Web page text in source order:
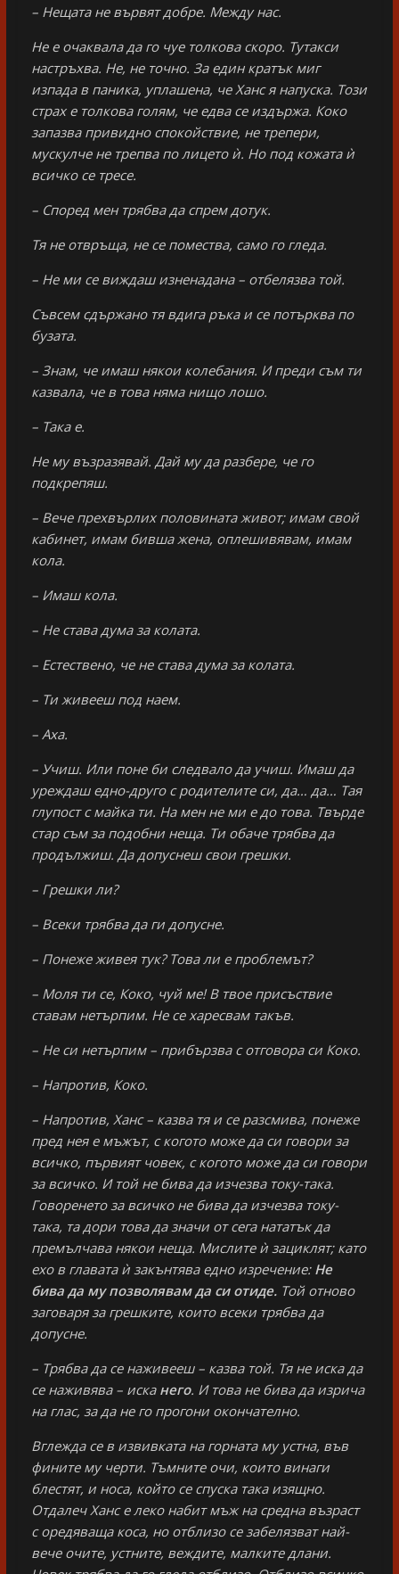
– Нещата не вървят добре. Между нас.
Не е очаквала да го чуе толкова скоро. Тутакси
настръхва. Не, не точно. За един кратък миг
изпада в паника, уплашена, че Ханс я напуска. Този
страх е толкова голям, че едва се издържа. Коко
запазва привидно спокойствие, не трепери,
мускулче не трепва по лицето ѝ. Но под кожата ѝ
всичко се тресе.
– Според мен трябва да спрем дотук.
Тя не отвръща, не се помества, само го гледа.
– Не ми се виждаш изненадана – отбелязва той.
Съвсем сдържано тя вдига ръка и се потърква по
бузата.
– Знам, че имаш някои колебания. И преди съм ти
казвала, че в това няма нищо лошо.
– Така е.
Не му възразявай. Дай му да разбере, че го
подкрепяш.
– Вече прехвърлих половината живот; имам свой
кабинет, имам бивша жена, оплешивявам, имам
кола.
– Имаш кола.
– Не става дума за колата.
– Естествено, че не става дума за колата.
– Ти живееш под наем.
– Аха.
– Учиш. Или поне би следвало да учиш. Имаш да
уреждаш едно-друго с родителите си, да… да… Тая
глупост с майка ти. На мен не ми е до това. Твърде
стар съм за подобни неща. Ти обаче трябва да
продължиш. Да допуснеш свои грешки.
– Грешки ли?
– Всеки трябва да ги допусне.
– Понеже живея тук? Това ли е проблемът?
– Моля ти се, Коко, чуй ме! В твое присъствие
ставам нетърпим. Не се харесвам такъв.
– Не си нетърпим – прибързва с отговора си Коко.
– Напротив, Коко.
– Напротив, Ханс – казва тя и се разсмива, понеже
пред нея е мъжът, с когото може да си говори за
всичко, първият човек, с когото може да си говори
за всичко. И той не бива да изчезва току-така.
Говоренето за всичко не бива да изчезва току-
така, та дори това да значи от сега нататък да
премълчава някои неща. Мислите ѝ зациклят; като
ехо в главата ѝ закънтява едно изречение: Не
бива да му позволявам да си отиде.Той отново
заговаря за грешките, които всеки трябва да
допусне.
– Трябва да се наживееш – казва той. Тя не иска да
се наживява – иска него. И това не бива да изрича
на глас, за да не го прогони окончателно.
Вглежда се в извивката на горната му устна, във
фините му черти. Тъмните очи, които винаги
блестят, и носа, който се спуска така изящно.
Отдалеч Ханс е леко набит мъж на средна възраст
с оредяваща коса, но отблизо се забелязват най-
вече очите, устните, веждите, малките длани.